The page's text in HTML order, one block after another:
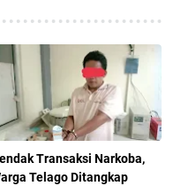
Transaksi Narkoba,
Telago Ditangkap